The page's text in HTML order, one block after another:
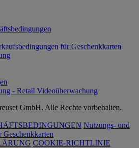
für Geschenkkarten
- Retail Videoüberwachung
GmbH. Alle Rechte vorbehalten.
Nutzungs- und
Geschenkkarten
COOKIE-RICHTLINIE